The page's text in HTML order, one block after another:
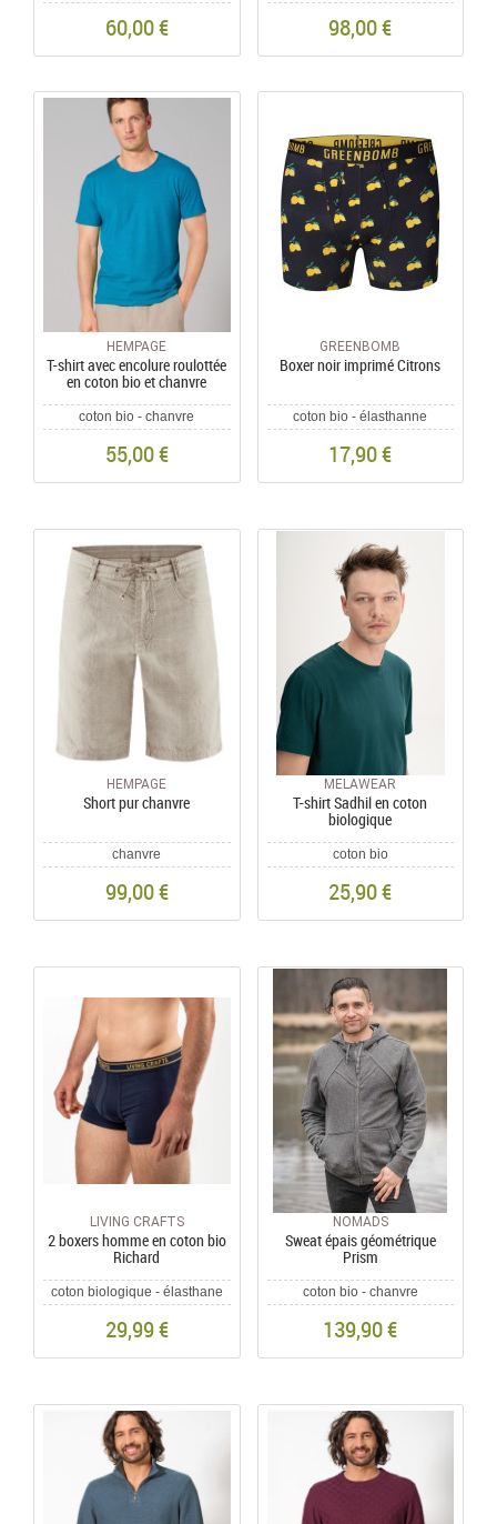
60,00 € 98,00 €
HEMPAGE
T-shirt avec encolure roulottée
en coton bio et chanvre
coton bio - chanvre
55,00 €
GREENBOMB
Boxer noir imprimé Citrons
coton bio - élasthanne
17,90 €
HEMPAGE
Short pur chanvre
chanvre
99,00 €
MELAWEAR
T-shirt Sadhil en coton
biologique
coton bio
25,90 €
LIVING CRAFTS
2 boxers homme en coton bio
Richard
coton biologique - élasthane
29,99 €
NOMADS
Sweat épais géométrique
Prism
coton bio - chanvre
139,90 €